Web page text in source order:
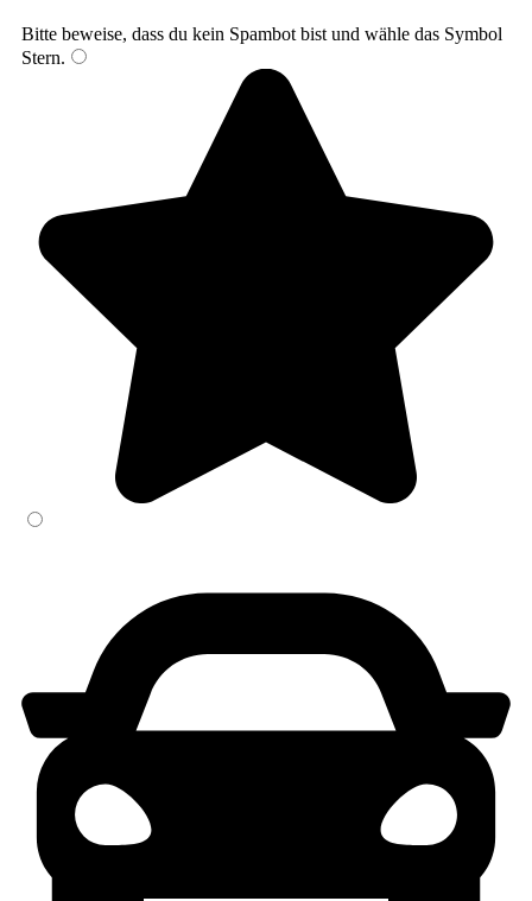
Bitte beweise, dass du kein Spambot bist und wähle das Symbol
Stern.